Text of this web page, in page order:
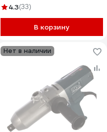
4.3(33)
В корзину
Нет в наличии